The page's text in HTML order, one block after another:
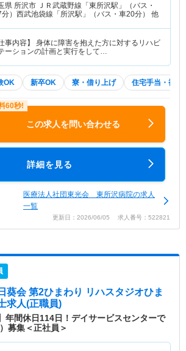
県 所沢市 ＪＲ武蔵野線「東所沢駅」（バス・
分）西武池袋線「所沢駅」（バス・車20分） 他
仕事内容】 身体に障害を抱えた方に対するリハビ
ーションの計画と実行をして…
OK 新卒OK 寮・借り上げ 住宅手当・補助
この求人を問い合わせる
詳細を見る
医療法人社団東光会 東所沢病院の求人
一覧
更新日：2026/06/05 求人番号：522821
葵会 第2ひまわり リハスタジオひま
求人(正職員)
年間休日114日！デイサービスセンターで
募集＜正社員＞